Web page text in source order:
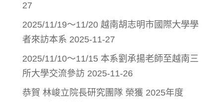
27
2025/11/19～11/20 越南胡志明市國際大學學
者來訪本系 2025-11-27
2025/11/10～11/15 本系劉承揚老師至越南三
所大學交流參訪 2025-11-26
恭賀 林峻立院長研究團隊 榮獲 2025年度